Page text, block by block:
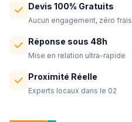
Devis 100% Gratuits
Aucun engagement, zéro frais
Réponse sous 48h
Mise en relation ultra-rapide
Proximité Réelle
Experts locaux dans le 02